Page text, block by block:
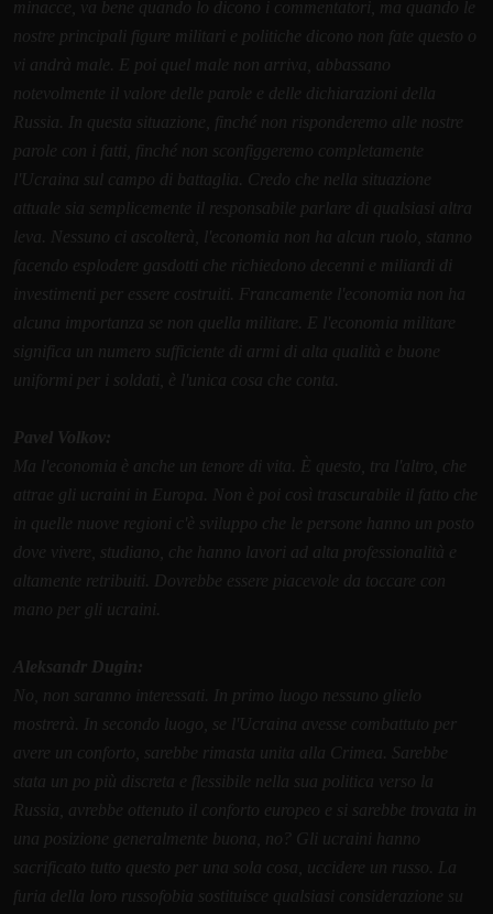
minacce, va bene quando lo dicono i commentatori, ma quando le
nostre principali figure militari e politiche dicono non fate questo o
vi andrà male. E poi quel male non arriva, abbassano
notevolmente il valore delle parole e delle dichiarazioni della
Russia. In questa situazione, finché non risponderemo alle nostre
parole con i fatti, finché non sconfiggeremo completamente
l'Ucraina sul campo di battaglia. Credo che nella situazione
attuale sia semplicemente il responsabile parlare di qualsiasi altra
leva. Nessuno ci ascolterà, l'economia non ha alcun ruolo, stanno
facendo esplodere gasdotti che richiedono decenni e miliardi di
investimenti per essere costruiti. Francamente l'economia non ha
alcuna importanza se non quella militare. E l'economia militare
significa un numero sufficiente di armi di alta qualità e buone
uniformi per i soldati, è l'unica cosa che conta.
Pavel Volkov:
Ma l'economia è anche un tenore di vita. È questo, tra l'altro, che
attrae gli ucraini in Europa. Non è poi così trascurabile il fatto che
in quelle nuove regioni c'è sviluppo che le persone hanno un posto
dove vivere, studiano, che hanno lavori ad alta professionalità e
altamente retribuiti. Dovrebbe essere piacevole da toccare con
mano per gli ucraini.
Aleksandr Dugin:
No, non saranno interessati. In primo luogo nessuno glielo
mostrerà. In secondo luogo, se l'Ucraina avesse combattuto per
avere un conforto, sarebbe rimasta unita alla Crimea. Sarebbe
stata un po più discreta e flessibile nella sua politica verso la
Russia, avrebbe ottenuto il conforto europeo e si sarebbe trovata in
una posizione generalmente buona, no? Gli ucraini hanno
sacrificato tutto questo per una sola cosa, uccidere un russo. La
furia della loro russofobia sostituisce qualsiasi considerazione su